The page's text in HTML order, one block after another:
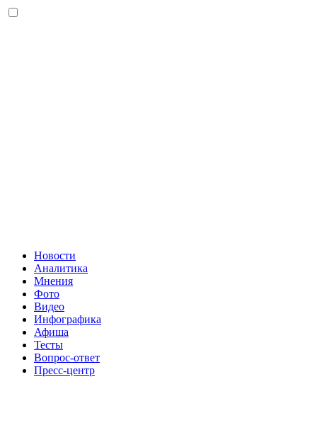
Новости
Аналитика
Мнения
Фото
Видео
Инфографика
Афиша
Тесты
Вопрос-ответ
Пресс-центр